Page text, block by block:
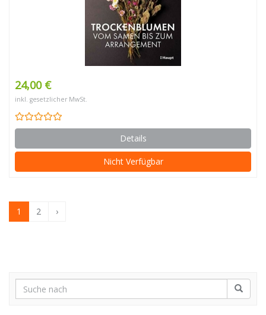
24,00 €
inkl. gesetzlicher MwSt.
Details
Nicht Verfügbar
1 2 ›